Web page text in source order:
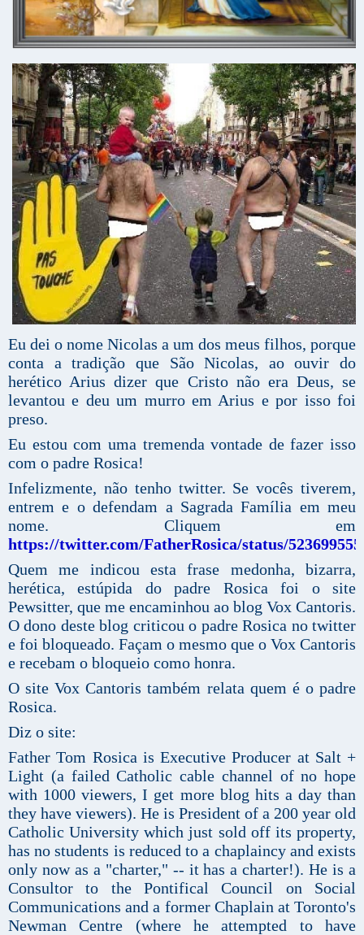
Eu dei o nome Nicolas a um dos meus filhos, porque
conta a tradição que São Nicolas, ao ouvir do
herético Arius dizer que Cristo não era Deus, se
levantou e deu um murro em Arius e por isso foi
preso.
Eu estou com uma tremenda vontade de fazer isso
com o padre Rosica!
Infelizmente, não tenho twitter. Se vocês tiverem,
entrem e o defendam a Sagrada Família em meu
nome. Cliquem em
https://twitter.com/FatherRosica/status/
Quem me indicou esta frase medonha, bizarra,
herética, estúpida do padre Rosica foi o site
Pewsitter, que me encaminhou ao blog Vox Cantoris.
O dono deste blog criticou o padre Rosica no twitter
e foi bloqueado. Façam o mesmo que o Vox Cantoris
e recebam o bloqueio como honra.
O site Vox Cantoris também relata quem é o padre
Rosica.
Diz o site:
Father Tom Rosica is Executive Producer at Salt +
Light (a failed Catholic cable channel of no hope
with 1000 viewers, I get more blog hits a day than
they have viewers). He is President of a 200 year old
Catholic University which just sold off its property,
has no students is reduced to a chaplaincy and exists
only now as a "charter," -- it has a charter!). He is a
Consultor to the Pontifical Council on Social
Communications and a former Chaplain at Toronto's
Newman Centre (where he attempted to have